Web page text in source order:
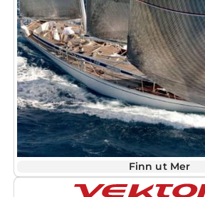
Finn ut Mer